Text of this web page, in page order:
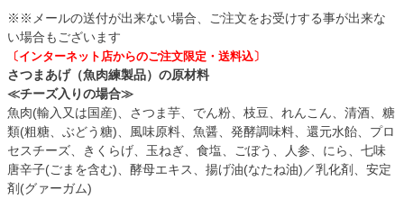
※※メールの送付が出来ない場合、ご注文をお受けする事が出来な
い場合もございます
〔インターネット店からのご注文限定・送料込〕
さつまあげ（魚肉練製品）の原材料
≪チーズ入りの場合≫
魚肉(輸入又は国産)、さつま芋、でん粉、枝豆、れんこん、清酒、糖
類(粗糖、ぶどう糖)、風味原料、魚醤、発酵調味料、還元水飴、プロ
セスチーズ、きくらげ、玉ねぎ、食塩、ごぼう、人参、にら、七味
唐辛子(ごまを含む)、酵母エキス、揚げ油(なたね油)／乳化剤、安定
剤(グァーガム)